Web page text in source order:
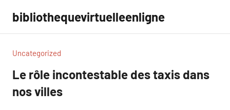
contenu
bibliothequevirtuelleenligne
Uncategorized
Le rôle incontestable des taxis dans
nos villes